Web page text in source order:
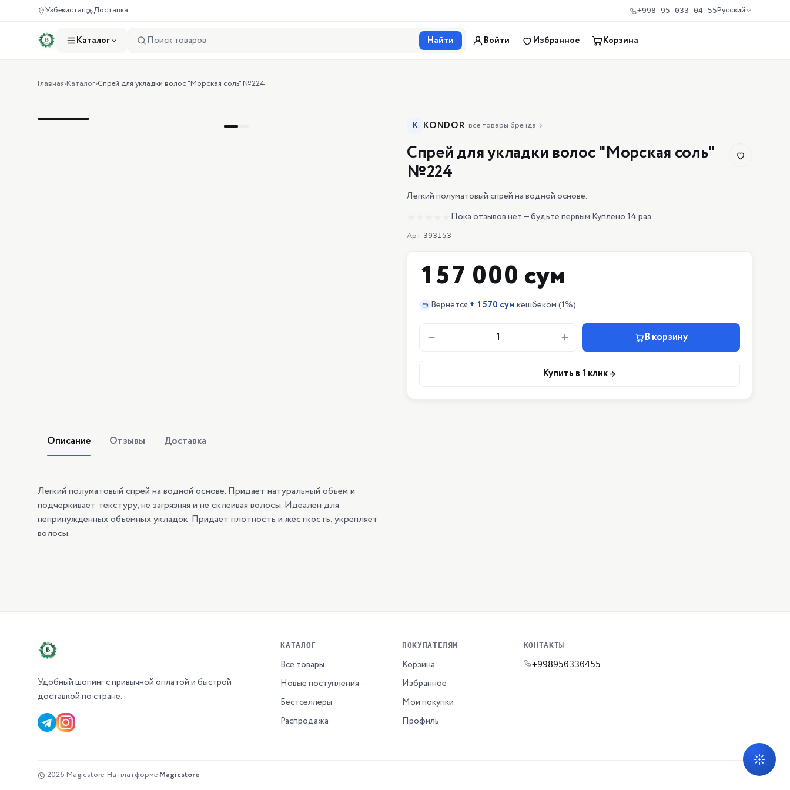
Узбекистан Доставка +998 95 033 04 55Русский
Каталог Найти Войти Избранное Корзина
Главная›Каталог›Спрей для укладки волос "Морская соль" №224
K KONDOR· все товары бренда
Спрей для укладки волос "Морская соль"
№224
Легкий полуматовый спрей на водной основе.
Пока отзывов нет — будьте первым·Куплено 14 раз
Арт. 393153
157 000 сум
Вернётся + 1570 сумкешбеком(1%)
1 В корзину
Купить в 1 клик
Описание Отзывы Доставка
Легкий полуматовый спрей на водной основе. Придает натуральный объем и
подчеркивает текстуру, не загрязняя и не склеивая волосы. Идеален для
непринужденных объемных укладок. Придает плотность и жесткость, укрепляет
волосы.
Удобный шопинг с привычной оплатой и быстрой
доставкой по стране.
КАТАЛОГ
Все товары
Новые поступления
Бестселлеры
Распродажа
ПОКУПАТЕЛЯМ
Корзина
Избранное
Мои покупки
Профиль
КОНТАКТЫ
+998950330455
© 2026 Magicstore. На платформе Magicstore